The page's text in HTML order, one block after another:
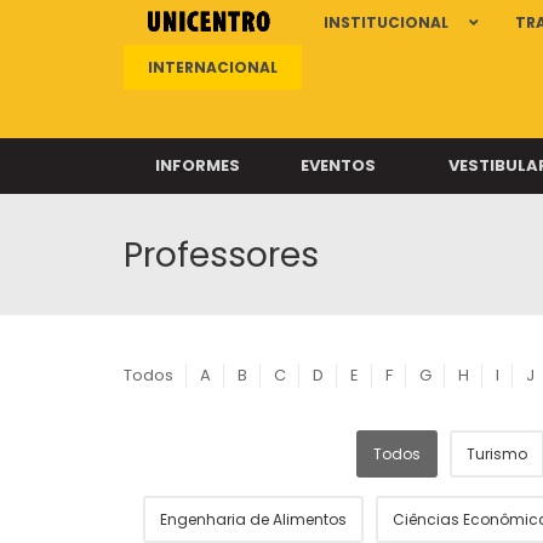
INSTITUCIONAL
INTERNACIONAL
INFORMES EVENTOS
Professores
Todos A B C D E F G H I J
Todos Turismo
Engenharia de Alimentos Ciências